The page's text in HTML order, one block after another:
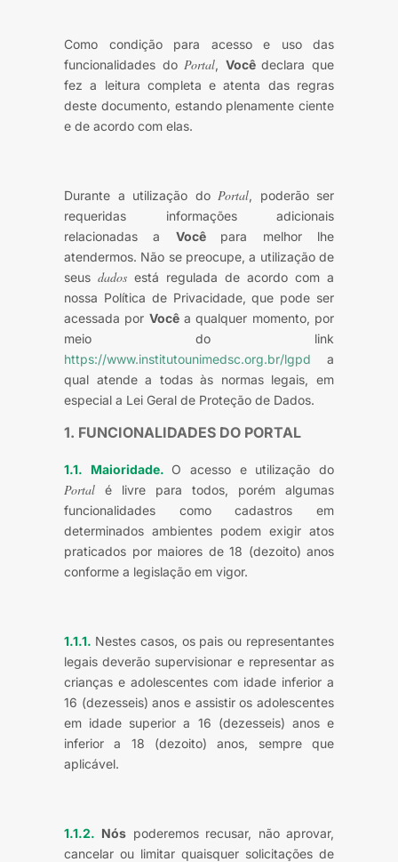
Como condição para acesso e uso das
funcionalidades do Portal, Vocêdeclara que
fez a leitura completa e atenta das regras
deste documento, estando plenamente ciente
e de acordo com elas.
Durante a utilização do Portal, poderão ser
requeridas informações adicionais
relacionadas a Você para melhor lhe
atendermos. Não se preocupe, a utilização de
seus dados está regulada de acordo com a
nossa Política de Privacidade, que pode ser
acessada por Vocêa qualquer momento, por
meio do link
https://www.institutounimedsc.org.br/lgpd a
qual atende a todas às normas legais, em
especial a Lei Geral de Proteção de Dados.
1. FUNCIONALIDADES DO PORTAL
1.1. Maioridade. O acesso e utilização do
Portal é livre para todos, porém algumas
funcionalidades como cadastros em
determinados ambientes podem exigir atos
praticados por maiores de 18 (dezoito) anos
conforme a legislação em vigor.
1.1.1. Nestes casos, os pais ou representantes
legais deverão supervisionar e representar as
crianças e adolescentes com idade inferior a
16 (dezesseis) anos e assistir os adolescentes
em idade superior a 16 (dezesseis) anos e
inferior a 18 (dezoito) anos, sempre que
aplicável.
1.1.2. Nós poderemos recusar, não aprovar,
cancelar ou limitar quaisquer solicitações de